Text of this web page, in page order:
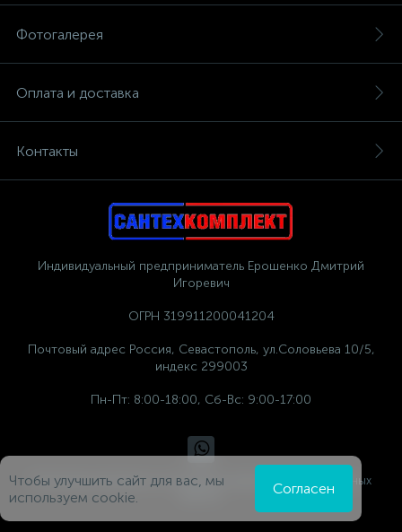
Фотогалерея
Оплата и доставка
Контакты
Индивидуальный предприниматель Ерошенко Дмитрий
Игоревич
ОГРН 319911200041204
Почтовый адрес Россия, Севастополь, ул.Соловьева 10/5,
индекс 299003
Пн-Пт: 8:00-18:00, Сб-Вс: 9:00-17:00
Политика компании в отношении обработки персональных
Чтобы улучшить сайт для вас, мы
используем cookie.
Согласен